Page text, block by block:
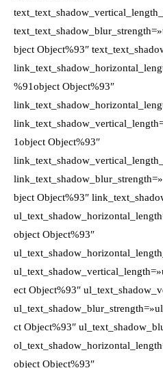
bject Object%93″
%91object Object%93″
1object Object%93″
bject Object%93″
object Object%93″
ect Object%93″
ct Object%93″
object Object%93″